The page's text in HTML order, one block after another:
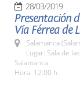
28/03/2019
Presentación
Vía Férrea de
Salamanca
Lugar: Sala de
Salamanca
Hora: 12:00 h.